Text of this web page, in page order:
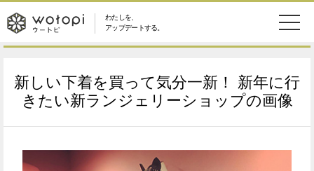
わたしを、
アップデートする。
wotopi
ウ
ー
ニ
美容・コスメ 妊娠・出産
健康 ワークスタイル
ライフスタイル
新しい下着を買って気分一新！ 新年に行
きたい新ランジェリーショップの画像